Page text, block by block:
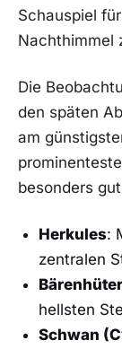
⁢Schauspiel
Nachthimmel
Die
den späten
am
besonders
Herkules:
zentralen
hellsten
Schwan